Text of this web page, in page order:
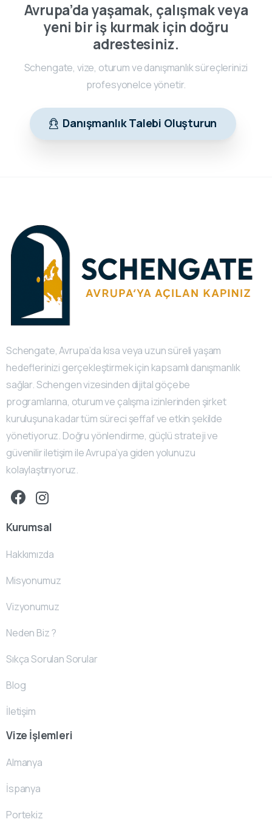
Avrupa’da yaşamak, çalışmak veya
yeni bir iş kurmak için doğru
adrestesiniz.
Schengate, vize, oturum ve danışmanlık süreçlerinizi
profesyonelce yönetir.
Danışmanlık Talebi Oluşturun
Schengate, Avrupa’da kısa veya uzun süreli yaşam
hedeflerinizi gerçekleştirmek için kapsamlı danışmanlık
sağlar. Schengen vizesinden dijital göçebe
programlarına, oturum ve çalışma izinlerinden şirket
kuruluşuna kadar tüm süreci şeffaf ve etkin şekilde
yönetiyoruz. Doğru yönlendirme, güçlü strateji ve
güvenilir iletişim ile Avrupa’ya giden yolunuzu
kolaylaştırıyoruz.
Kurumsal
Hakkımızda
Misyonumuz
Vizyonumuz
Neden Biz ?
Sıkça Sorulan Sorular
Blog
İletişim
Vize İşlemleri
Almanya
İspanya
Portekiz